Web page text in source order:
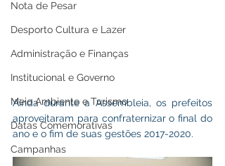
Nota de Pesar
Desporto Cultura e Lazer
Administração e Finanças
Institucional e Governo
Meio Ambiente e Turismo
Datas Comemorativas
Campanhas
Ainda durante a Assembleia, os prefeitos
aproveitaram para confraternizar o final do
ano e o fim de suas gestões 2017-2020.